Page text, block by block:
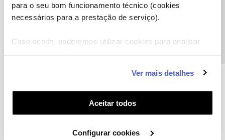
para o seu bom funcionamento técnico (cookies
necessários para a prestação de serviço).
Caso aceite, poderemos utilizar cookies para analisar
funcionalidades (cookies de personalização e
funcionalidade) e adaptar anúncios aos seus interesses
(cookies de publicidade personalizada). Pode gerir a
utilização dos cookies clicando em "Configurar
Ver mais detalhes
Aceitar todos
Configurar cookies
A poupança que COMBINA
Oferta de 2 meses Uber One